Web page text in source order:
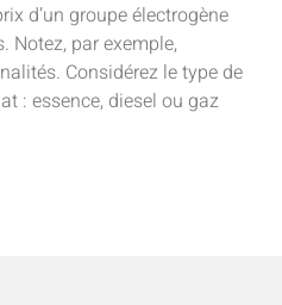
d’un groupe électrogène
Notez, par exemple,
Considérez le type de
: essence, diesel ou gaz